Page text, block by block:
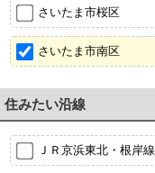
さいたま市桜区
さいたま市南区
住みたい沿線
ＪＲ京浜東北・根岸線